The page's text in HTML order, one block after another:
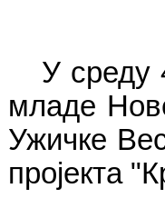
У среду
младе
Ужичке
пројекта